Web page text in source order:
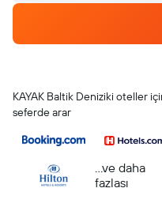
KAYAK Baltik Deniziki oteller
seferde arar
...ve daha
fazlası